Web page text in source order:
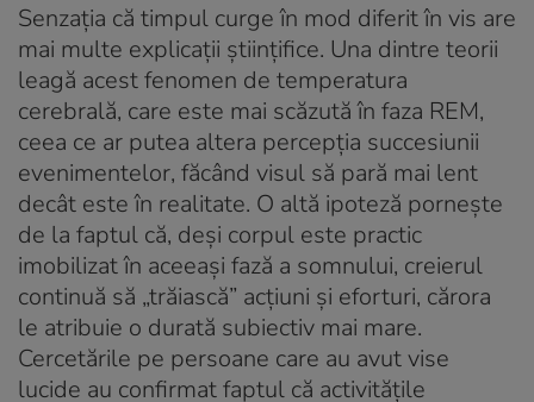
Senzația că timpul curge în mod diferit în vis are
mai multe explicații științifice. Una dintre teorii
leagă acest fenomen de temperatura
cerebrală, care este mai scăzută în faza REM,
ceea ce ar putea altera percepția succesiunii
evenimentelor, făcând visul să pară mai lent
decât este în realitate. O altă ipoteză pornește
de la faptul că, deși corpul este practic
imobilizat în aceeași fază a somnului, creierul
continuă să „trăiască” acțiuni și eforturi, cărora
le atribuie o durată subiectiv mai mare.
Cercetările pe persoane care au avut vise
lucide au confirmat faptul că activitățile